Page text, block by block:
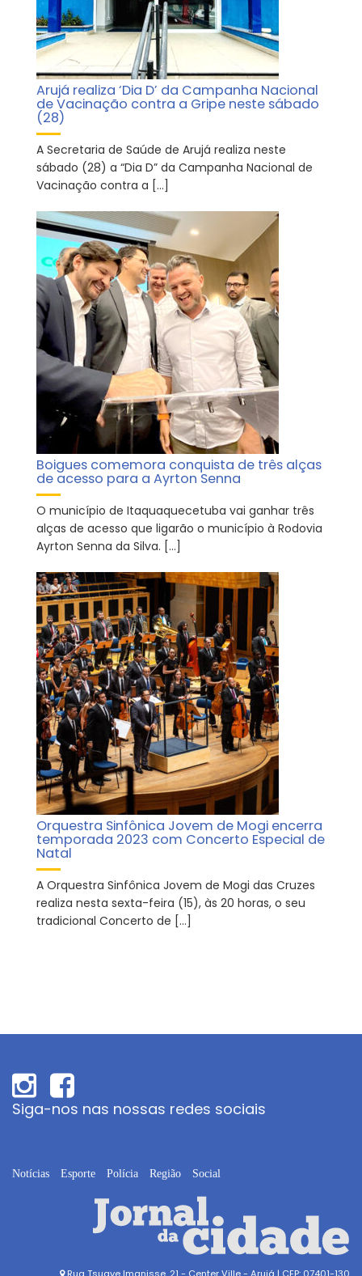
Arujá realiza ‘Dia D’ da Campanha Nacional
de Vacinação contra a Gripe neste sábado
(28)
A Secretaria de Saúde de Arujá realiza neste
sábado (28) a “Dia D” da Campanha Nacional de
Vacinação contra a […]
Boigues comemora conquista de três alças
de acesso para a Ayrton Senna
O município de Itaquaquecetuba vai ganhar três
alças de acesso que ligarão o município à Rodovia
Ayrton Senna da Silva. […]
Orquestra Sinfônica Jovem de Mogi encerra
temporada 2023 com Concerto Especial de
Natal
A Orquestra Sinfônica Jovem de Mogi das Cruzes
realiza nesta sexta-feira (15), às 20 horas, o seu
tradicional Concerto de […]
Siga-nos nas nossas redes sociais
Notícias Esporte Polícia Região Social